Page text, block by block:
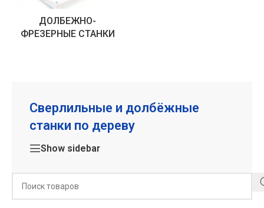
ДОЛБЕЖНО-
ФРЕЗЕРНЫЕ СТАНКИ
Сверлильные и долбёжные
станки по дереву
Show sidebar